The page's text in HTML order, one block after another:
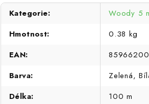
Kategorie:
Woody 5
Hmotnost:
0.38 kg
EAN:
Barva:
Zelená,
Délka:
100 m